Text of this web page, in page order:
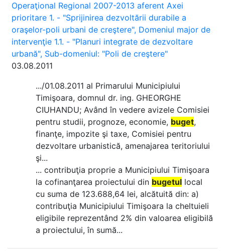
Operaţional Regional 2007-2013 aferent Axei
prioritare 1. - "Sprijinirea dezvoltării durabile a
oraşelor-poli urbani de creştere", Domeniul major de
intervenţie 1.1. - "Planuri integrate de dezvoltare
urbană", Sub-domeniul: "Poli de creştere"
03.08.2011
.../01.08.2011 al Primarului Municipiului
Timişoara, domnul dr. ing. GHEORGHE
CIUHANDU; Având în vedere avizele Comisiei
pentru studii, prognoze, economie, buget,
finanţe, impozite şi taxe, Comisiei pentru
dezvoltare urbanistică, amenajarea teritoriului
şi...
... contribuţia proprie a Municipiului Timişoara
la cofinanţarea proiectului din bugetul local
cu suma de 123.688,64 lei, alcătuită din: a)
contribuţia Municipiului Timişoara la cheltuieli
eligibile reprezentând 2% din valoarea eligibilă
a proiectului, în sumă...